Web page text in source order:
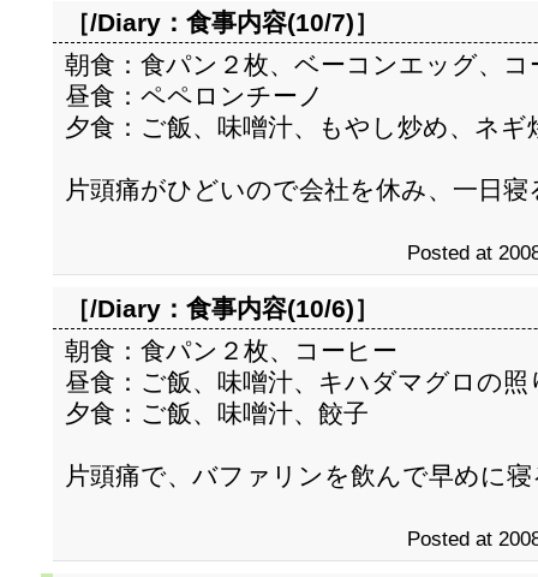
［/Diary： 食事内容(10/7)］
朝食：食パン２枚、ベーコンエッグ、コ
昼食：ペペロンチーノ
夕食：ご飯、味噌汁、もやし炒め、ネギ
片頭痛がひどいので会社を休み、一日寝
Posted at
［/Diary： 食事内容(10/6)］
朝食：食パン２枚、コーヒー
昼食：ご飯、味噌汁、キハダマグロの照
夕食：ご飯、味噌汁、餃子
片頭痛で、バファリンを飲んで早めに寝
Posted at